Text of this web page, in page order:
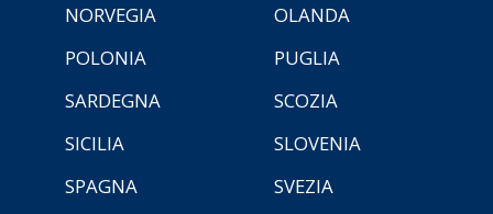
NORVEGIA
OLANDA
POLONIA
PUGLIA
SARDEGNA
SCOZIA
SICILIA
SLOVENIA
SPAGNA
SVEZIA